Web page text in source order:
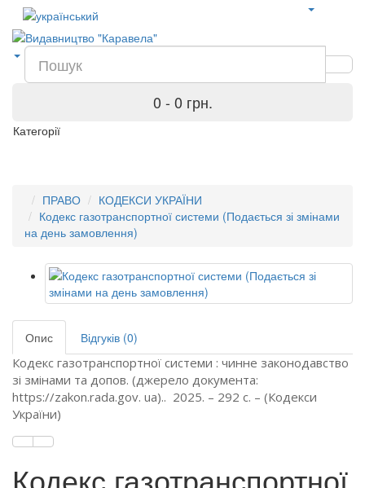
0 - 0 грн.
Категорії
ПРАВО
КОДЕКСИ УКРАЇНИ
Кодекс газотранспортної системи (Подається зі змінами
на день замовлення)
Опис
Відгуків (0)
Кодекс газотранспортної системи : чинне законодавство
зі змінами та допов. (джерело документа:
https://zakon.rada.gov. ua).. 2025. – 292 с. – (Кодекси
України)